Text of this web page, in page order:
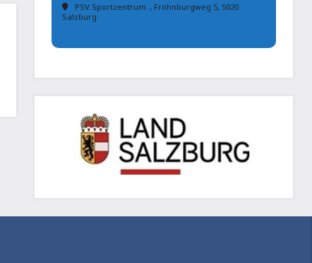
PSV Sportzentrum , Frohnburgweg 5, 5020
Salzburg